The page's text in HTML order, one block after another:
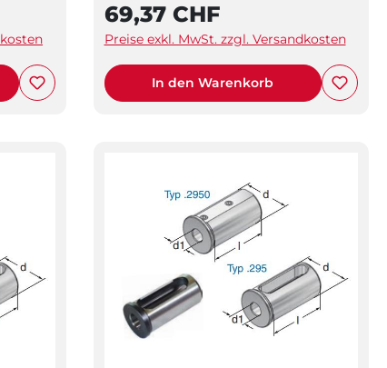
69,37 CHF
Preise exkl. MwSt. zzgl. Versandkosten
In den Warenkorb